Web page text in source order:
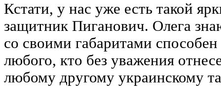
Кстати, у нас уже есть такой
защитник Пиганович. Олега
со своими габаритами
любого, кто без уважения
любому другому украинскому